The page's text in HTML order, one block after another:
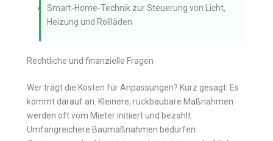
Smart-Home-Technik zur Steuerung von Licht,
Heizung und Rollläden
Rechtliche und finanzielle Fragen
Wer trägt die Kosten für Anpassungen? Kurz gesagt: Es
kommt darauf an. Kleinere, rückbaubare Maßnahmen
werden oft vom Mieter initiiert und bezahlt.
Umfangreichere Baumaßnahmen bedürfen